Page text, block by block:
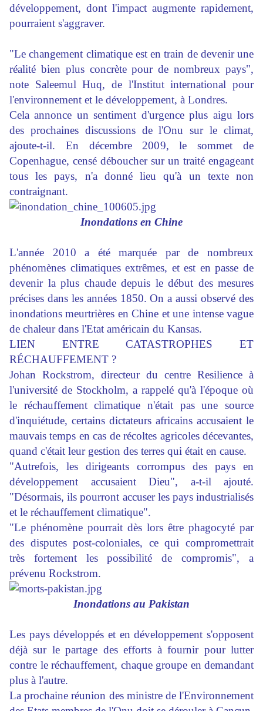
développement, dont l'impact augmente rapidement,
pourraient s'aggraver.
"Le changement climatique est en train de devenir une
réalité bien plus concrète pour de nombreux pays",
note Saleemul Huq, de l'Institut international pour
l'environnement et le développement, à Londres.
Cela annonce un sentiment d'urgence plus aigu lors
des prochaines discussions de l'Onu sur le climat,
ajoute-t-il. En décembre 2009, le sommet de
Copenhague, censé déboucher sur un traité engageant
tous les pays, n'a donné lieu qu'à un texte non
contraignant.
Inondations en Chine
L'année 2010 a été marquée par de nombreux
phénomènes climatiques extrêmes, et est en passe de
devenir la plus chaude depuis le début des mesures
précises dans les années 1850. On a aussi observé des
inondations meurtrières en Chine et une intense vague
de chaleur dans l'Etat américain du Kansas.
LIEN ENTRE CATASTROPHES ET
RÉCHAUFFEMENT ?
Johan Rockstrom, directeur du centre Resilience à
l'université de Stockholm, a rappelé qu'à l'époque où
le réchauffement climatique n'était pas une source
d'inquiétude, certains dictateurs africains accusaient le
mauvais temps en cas de récoltes agricoles décevantes,
quand c'était leur gestion des terres qui était en cause.
"Autrefois, les dirigeants corrompus des pays en
développement accusaient Dieu", a-t-il ajouté.
"Désormais, ils pourront accuser les pays industrialisés
et le réchauffement climatique".
"Le phénomène pourrait dès lors être phagocyté par
des disputes post-coloniales, ce qui compromettrait
très fortement les possibilité de compromis", a
prévenu Rockstrom.
Inondations au Pakistan
Les pays développés et en développement s'opposent
déjà sur le partage des efforts à fournir pour lutter
contre le réchauffement, chaque groupe en demandant
plus à l'autre.
La prochaine réunion des ministre de l'Environnement